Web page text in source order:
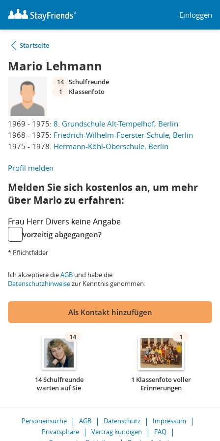
Einloggen
Startseite
Mario Lehmann
1969 - 1975: 8. Grundschule Alt-Tempelhof, Berlin
1968 - 1975: Friedrich-Wilhelm-Foerster-Schule, Berlin
1975 - 1978: Hermann-Köhl-Oberschule, Berlin
14 Schulfreunde
1
Klassenfoto
Profil melden
Melden Sie sich kostenlos an, um mehr
über Mario zu erfahren:
Frau Herr Divers keine Angabe
vorzeitig abgegangen?
* Pflichtfelder
Ich akzeptiere dieAGB und habe die
Datenschutzhinweisezur Kenntnis genommen.
Als Kontakt hinzufügen
14
14 Schulfreunde
warten auf Sie
1
1 Klassenfoto voller
Erinnerungen
Personensuche AGB Datenschutz
Impressum
Privatsphäre
Vertrag kündigen
FAQ